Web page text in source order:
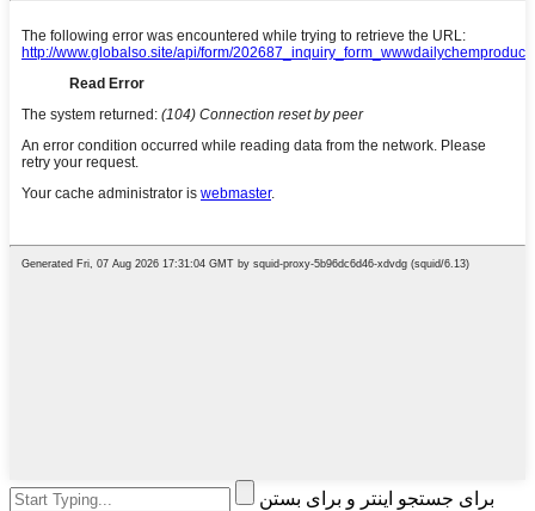
برای جستجو اینتر و برای بستن